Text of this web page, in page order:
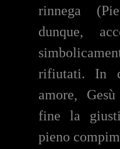
rinnega
dunque,
rifiutati. In
amore,
fine la
pieno